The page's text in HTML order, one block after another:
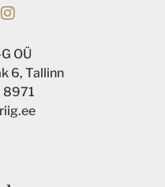
OÜ
6, Tallinn
8971